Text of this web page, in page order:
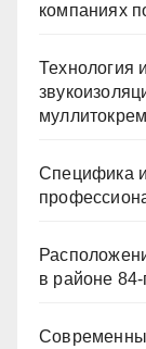
компаниях
Технология
Специфика
в районе